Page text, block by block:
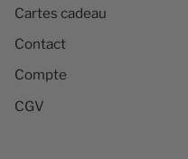
Cartes cadeau
Contact
Compte
CGV